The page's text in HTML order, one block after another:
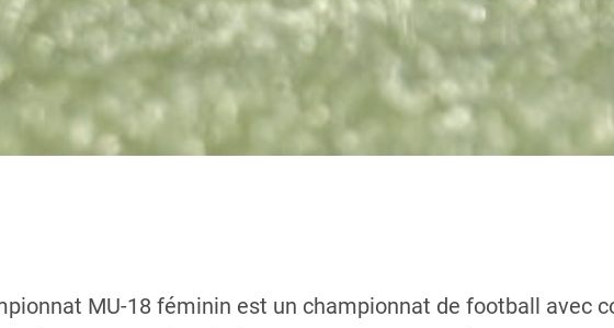
MU-18 féminin est un championnat de football avec